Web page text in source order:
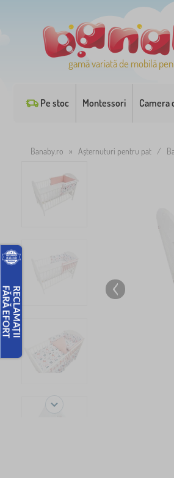
gamă variată de mobilă
Pe stoc Montessori Camera
Banaby.ro » Așternuturi pentru pat /